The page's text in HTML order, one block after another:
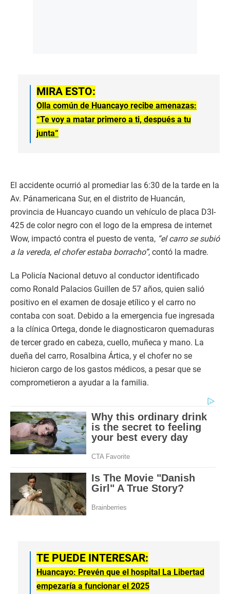
MIRA ESTO:
Olla común de Huancayo recibe amenazas:
“Te voy a matar primero a ti, después a tu
junta”
El accidente ocurrió al promediar las 6:30 de la tarde en la
Av. Pánamericana Sur, en el distrito de Huancán,
provincia de Huancayo cuando un vehículo de placa D3I-
425 de color negro con el logo de la empresa de internet
Wow, impactó contra el puesto de venta, “el carro se subió
a la vereda, el chofer estaba borracho”, contó la madre.
La Policía Nacional detuvo al conductor identificado
como Ronald Palacios Guillen de 57 años, quien salió
positivo en el examen de dosaje etílico y el carro no
contaba con soat. Debido a la emergencia fue ingresada
a la clínica Ortega, donde le diagnosticaron quemaduras
de tercer grado en cabeza, cuello, muñeca y mano. La
dueña del carro, Rosalbina Ártica, y el chofer no se
hicieron cargo de los gastos médicos, a pesar que se
comprometieron a ayudar a la familia.
TE PUEDE INTERESAR:
Huancayo: Prevén que el hospital La Libertad
empezaría a funcionar el 2025